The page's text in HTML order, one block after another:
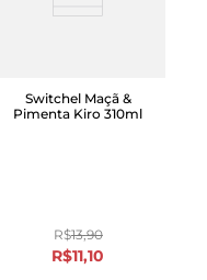
Switchel Maçã &
Pimenta Kiro 310ml
R$13,90
R$11,10